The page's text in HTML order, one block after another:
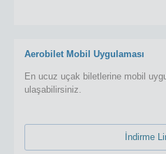
Aerobilet Mobil Uygulaması
En ucuz uçak biletlerine mobil
ulaşabilirsiniz.